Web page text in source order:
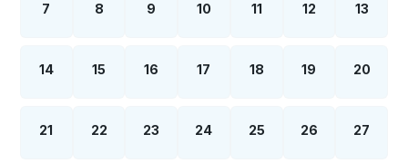
7 8 9 10 11 12 13
14 15 16 17 18 19 20
21 22 23 24 25 26 27